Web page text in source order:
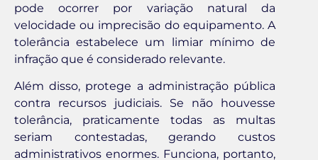
pode ocorrer por variação natural da
velocidade ou imprecisão do equipamento. A
tolerância estabelece um limiar mínimo de
infração que é considerado relevante.
Além disso, protege a administração pública
contra recursos judiciais. Se não houvesse
tolerância, praticamente todas as multas
seriam contestadas, gerando custos
administrativos enormes. Funciona, portanto,